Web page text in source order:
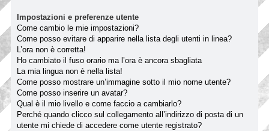
Impostazioni e preferenze utente
Come cambio le mie impostazioni?
Come posso evitare di apparire nella lista degli utenti in linea?
L’ora non è corretta!
Ho cambiato il fuso orario ma l’ora è ancora sbagliata
La mia lingua non è nella lista!
Come posso mostrare un’immagine sotto il mio nome utente?
Come posso inserire un avatar?
Qual è il mio livello e come faccio a cambiarlo?
Perché quando clicco sul collegamento all’indirizzo di posta di un
utente mi chiede di accedere come utente registrato?